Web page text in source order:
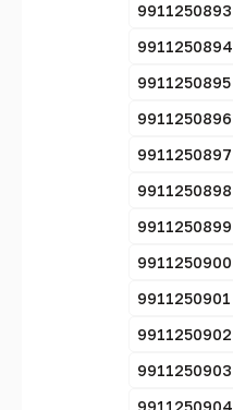
9911250893
9911250894
9911250895
9911250896
9911250897
9911250898
9911250899
9911250900
9911250901
9911250902
9911250903
9911250904